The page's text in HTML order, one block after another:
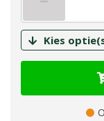
Kies